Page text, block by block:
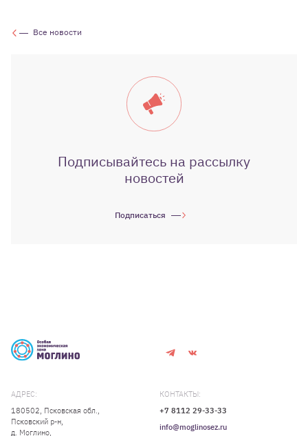
Все новости
Подписывайтесь на рассылку
новостей
Подписаться
АДРЕС:
180502, Псковская обл.,
Псковский р-н,
д. Моглино,
КОНТАКТЫ:
+7 8112 29-33-33
info@moglinosez.ru